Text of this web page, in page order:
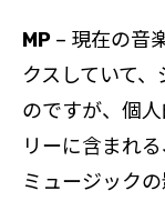
MP – 現在の音
クスしていて
のですが、個
リーに含まれ
ミュージック